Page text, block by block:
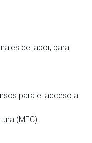
de labor, para
para el acceso a
(MEC).